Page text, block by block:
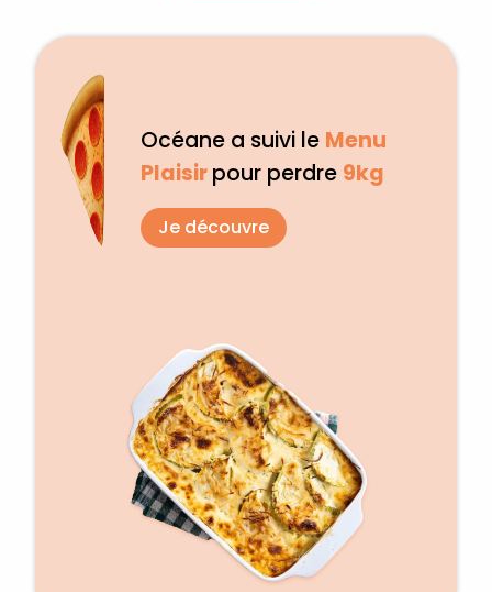
Océane a suivi le Menu
Plaisirpour perdre 9kg
Je découvre